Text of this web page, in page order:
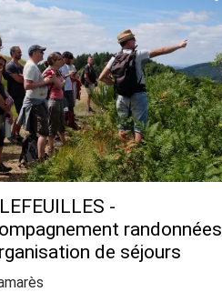
-
randonnées
de séjours